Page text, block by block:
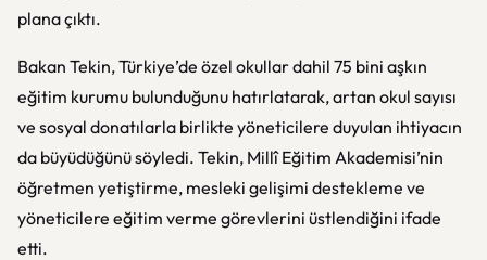
plana çıktı.
Bakan Tekin, Türkiye’de özel okullar dahil 75 bini aşkın
eğitim kurumu bulunduğunu hatırlatarak, artan okul sayısı
ve sosyal donatılarla birlikte yöneticilere duyulan ihtiyacın
da büyüdüğünü söyledi. Tekin, Millî Eğitim Akademisi’nin
öğretmen yetiştirme, mesleki gelişimi destekleme ve
yöneticilere eğitim verme görevlerini üstlendiğini ifade
etti.